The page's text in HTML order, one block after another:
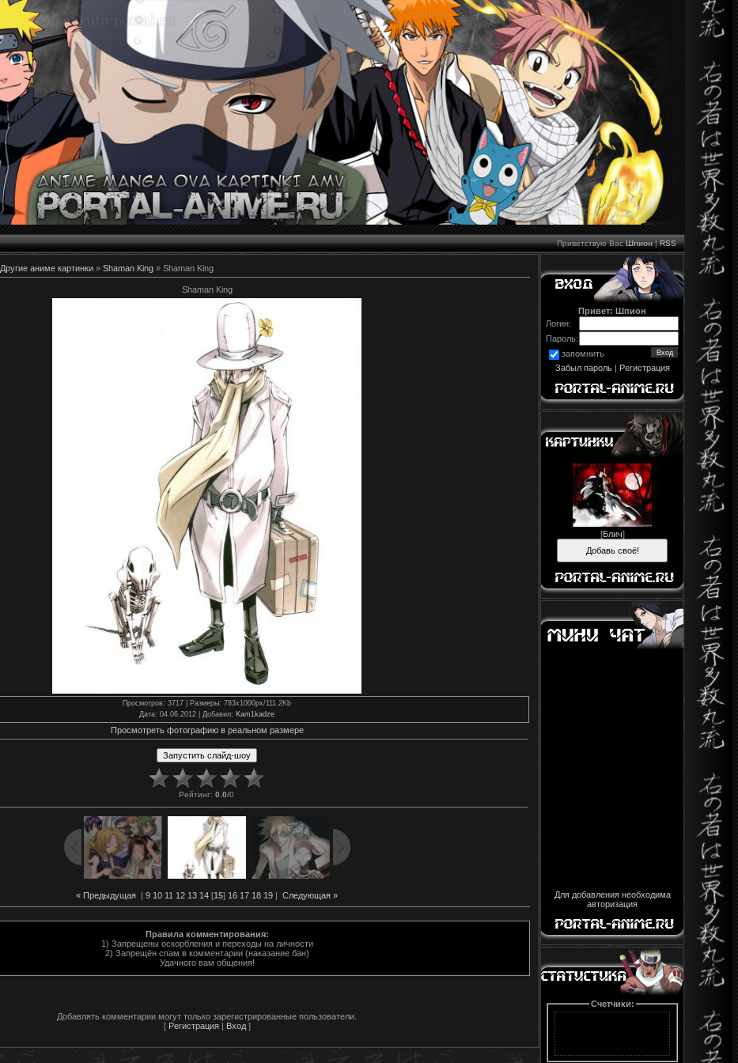
Приветствую Вас Шпион|RSS
Другие аниме картинки » Shaman King » Shaman King
Shaman King
Просмотров: 3717 | Размеры: 783x1000px/111.2Kb
Дата: 04.06.2012 | Добавил: Kam1kadze
Просмотреть фотографию в реальном размере
Рейтинг: 0.0/0
« Предыдущая | 9 10 11 12 13 14 [15] 16 17 18 19 | Следующая »
Правила комментирования:
1) Запрещены оскорбления и переходы на личности
2) Запрещён спам в комментарии (наказание бан)
Удачного вам общения!
Добавлять комментарии могут только зарегистрированные пользователи.
[ Регистрация| Вход]
Привет: Шпион
Логин:
Пароль:
запомнить
Забыл пароль| Регистрация
[Блич]
Для добавления необходима
авторизация
Счетчики: